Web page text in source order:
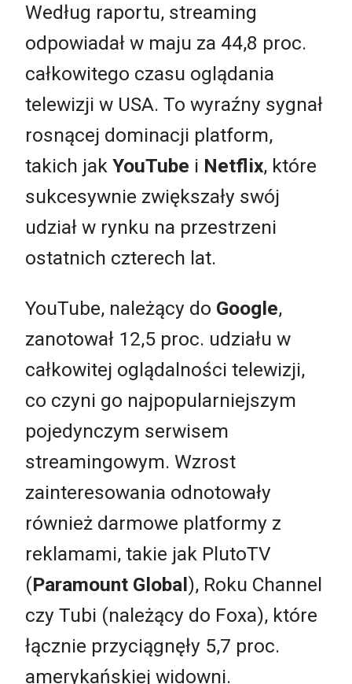
Według raportu, streaming
odpowiadał w maju za 44,8 proc.
całkowitego czasu oglądania
telewizji w USA. To wyraźny sygnał
rosnącej dominacji platform,
takich jak YouTube i Netflix, które
sukcesywnie zwiększały swój
udział w rynku na przestrzeni
ostatnich czterech lat.
YouTube, należący do Google,
zanotował 12,5 proc. udziału w
całkowitej oglądalności telewizji,
co czyni go najpopularniejszym
pojedynczym serwisem
streamingowym. Wzrost
zainteresowania odnotowały
również darmowe platformy z
reklamami, takie jak PlutoTV
(Paramount Global), Roku Channel
czy Tubi (należący do Foxa), które
łącznie przyciągnęły 5,7 proc.
amerykańskiej widowni.